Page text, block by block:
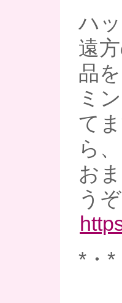
ハ
遠
品
ミ
て
ら、
お
う
*・*